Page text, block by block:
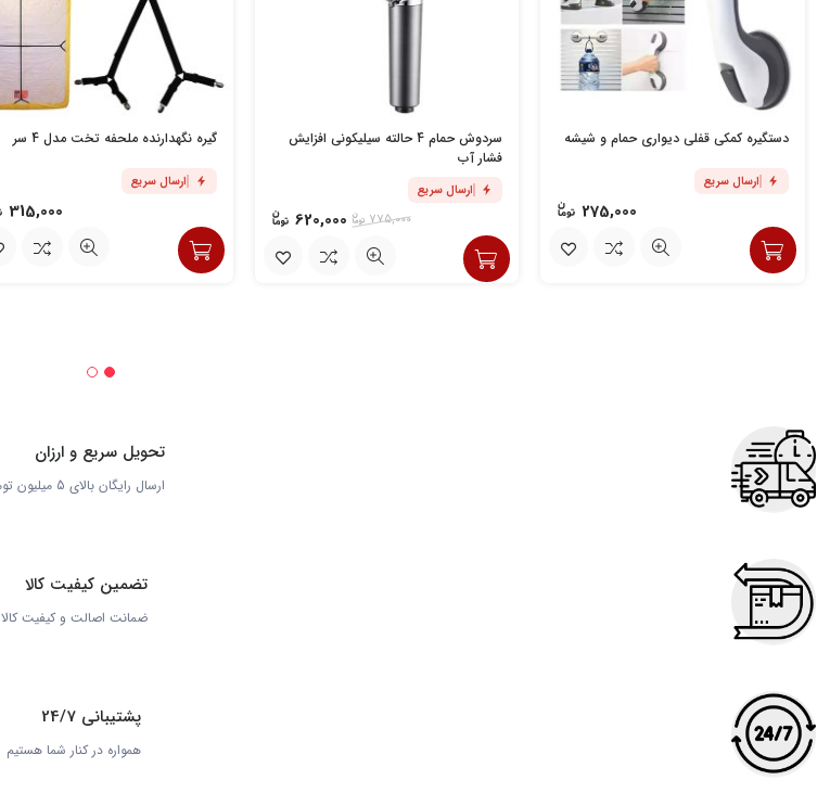
دستگیره کمکی قفلی دیواری حمام و شیشه
ارسال سریع
275,000
سردوش حمام 4 حالته سیلیکونی افزایش
فشار آب
ارسال سریع
775,000
620,000
گیره نگهدارنده ملحفه تخت مدل 4 سر
ارسال سریع
315,000
تحویل سریع و ارزان
ارسال رایگان بالای 5 میلیون تومان
تضمین کیفیت کالا
ضمانت اصالت و کیفیت کالا
پشتیبانی 24/7
همواره در کنار شما هستیم